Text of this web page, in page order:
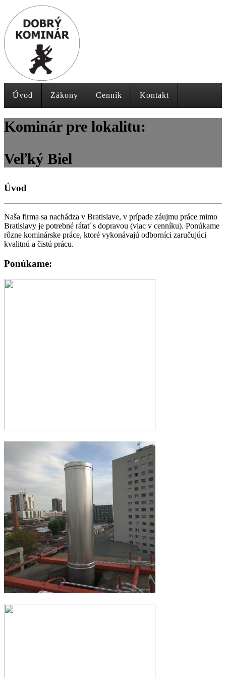
Úvod Zákony Cenník Kontakt
Kominár pre lokalitu:
Veľký Biel
Úvod
Naša firma sa nachádza v Bratislave, v prípade záujmu práce mimo
Bratislavy je potrebné rátať s dopravou (viac v cenníku). Ponúkame
rôzne kominárske práce, ktoré vykonávajú odborníci zaručujúci
kvalitnú a čistú prácu.
Ponúkame: